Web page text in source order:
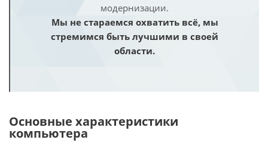
модернизации.
Мы не стараемся охватить всё, мы
стремимся быть лучшими в своей
области.
Основные характеристики
компьютера